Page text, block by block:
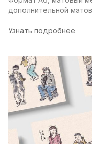
дополнительной
Узнать подробнее